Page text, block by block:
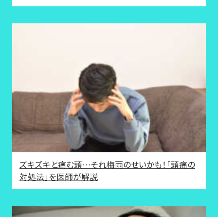
ズキズキと痛む頭…それ梅雨のせいかも！「頭痛の
対処法」を医師が解説